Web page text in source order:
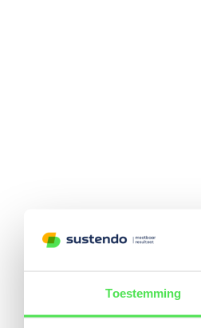
Toestemming